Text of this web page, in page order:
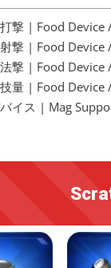
撃 | Food Device
撃 | Food Device
撃 | Food Device
量 | Food Device
イス | Mag